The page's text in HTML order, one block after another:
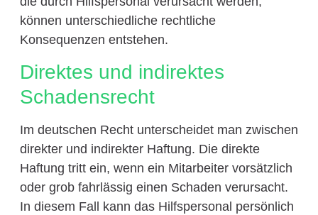
können unterschiedliche rechtliche
Konsequenzen entstehen.
Direktes und indirektes
Schadensrecht
Im deutschen Recht unterscheidet man zwischen
direkter und indirekter Haftung. Die direkte
Haftung tritt ein, wenn ein Mitarbeiter vorsätzlich
oder grob fahrlässig einen Schaden verursacht.
In diesem Fall kann das Hilfspersonal persönlich